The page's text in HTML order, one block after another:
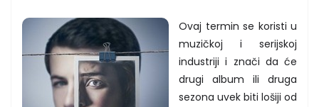
Ovaj termin se koristi u
muzičkoj i serijskoj
industriji i znači da će
drugi album ili druga
sezona uvek biti lošiji od